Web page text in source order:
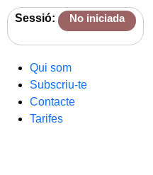
Sessió: No iniciada
Qui som
Subscriu-te
Contacte
Tarifes